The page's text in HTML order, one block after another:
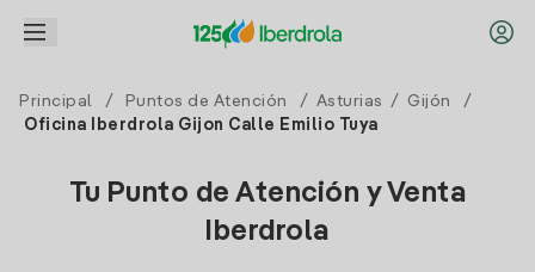
Principal / Puntos de Atención / Asturias / Gijón
/
Oficina Iberdrola Gijon Calle Emilio Tuya
Tu Punto de Atención y Venta
Iberdrola